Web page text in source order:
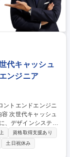
代キャッシュ
ンジニア
、デザインシステム
ー体験の向上を目
モダンなフレーム
資格取得支援あり
土日祝休み